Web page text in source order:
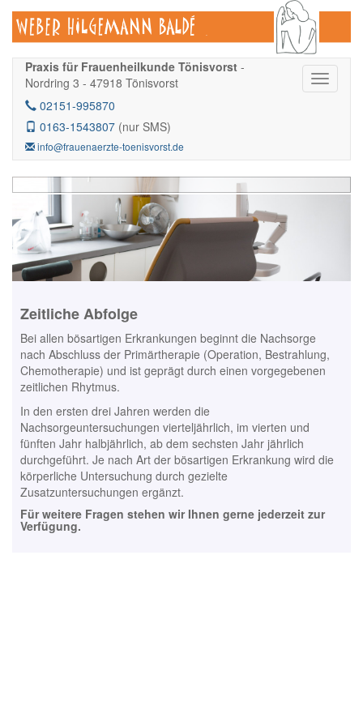
Praxis für Frauenheilkunde Tönisvorst -
Nordring 3 - 47918 Tönisvorst
02151-995870
0163-1543807 (nur SMS)
info@frauenaerzte-toenisvorst.de
Zeitliche Abfolge
Bei allen bösartigen Erkrankungen beginnt die Nachsorge
nach Abschluss der Primärtherapie (Operation, Bestrahlung,
Chemotherapie) und ist geprägt durch einen vorgegebenen
zeitlichen Rhytmus.
In den ersten drei Jahren werden die
Nachsorgeuntersuchungen vierteljährlich, im vierten und
fünften Jahr halbjährlich, ab dem sechsten Jahr jährlich
durchgeführt. Je nach Art der bösartigen Erkrankung wird die
körperliche Untersuchung durch gezielte
Zusatzuntersuchungen ergänzt.
Für weitere Fragen stehen wir Ihnen gerne jederzeit zur
Verfügung.